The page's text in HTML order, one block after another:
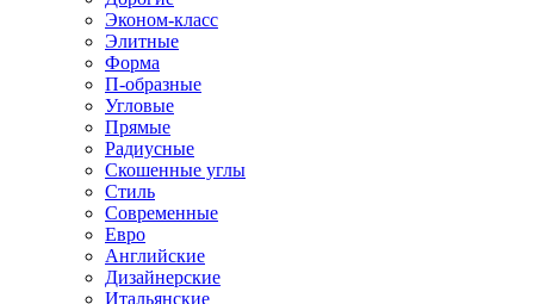
Эконом-класс
Элитные
Форма
П-образные
Угловые
Прямые
Радиусные
Скошенные углы
Стиль
Современные
Евро
Английские
Дизайнерские
Итальянские